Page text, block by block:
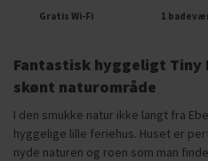
Gratis Wi-Fi 1
Fantastisk hyggeligt Tiny
skønt naturområde
I den smukke natur ikke langt fra
hyggelige lille feriehus. Huset er
nyde naturen og roen som man